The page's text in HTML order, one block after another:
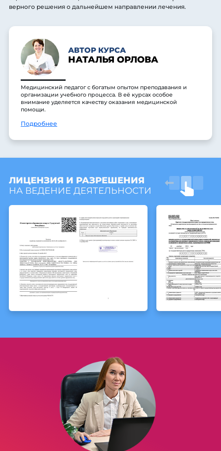
верного решения о дальнейшем направлении лечения.
АВТОР КУРСА
НАТАЛЬЯ ОРЛОВА
Медицинский педагог с богатым опытом преподавания и
организации учебного процесса. В её курсах особое
внимание уделяется качеству оказания медицинской
помощи.
Подробнее
ЛИЦЕНЗИЯ И РАЗРЕШЕНИЯ
НА ВЕДЕНИЕ ДЕЯТЕЛЬНОСТИ